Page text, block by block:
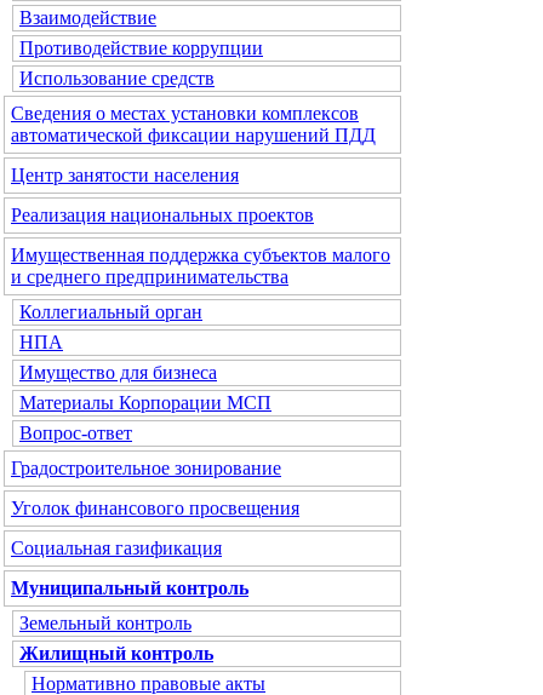
Взаимодействие
Противодействие коррупции
Использование средств
Сведения о местах установки комплексов
автоматической фиксации нарушений ПДД
Центр занятости населения
Реализация национальных проектов
Имущественная поддержка субъектов малого
и среднего предпринимательства
Коллегиальный орган
НПА
Имущество для бизнеса
Материалы Корпорации МСП
Вопрос-ответ
Градостроительное зонирование
Уголок финансового просвещения
Социальная газификация
Муниципальный контроль
Земельный контроль
Жилищный контроль
Нормативно правовые акты